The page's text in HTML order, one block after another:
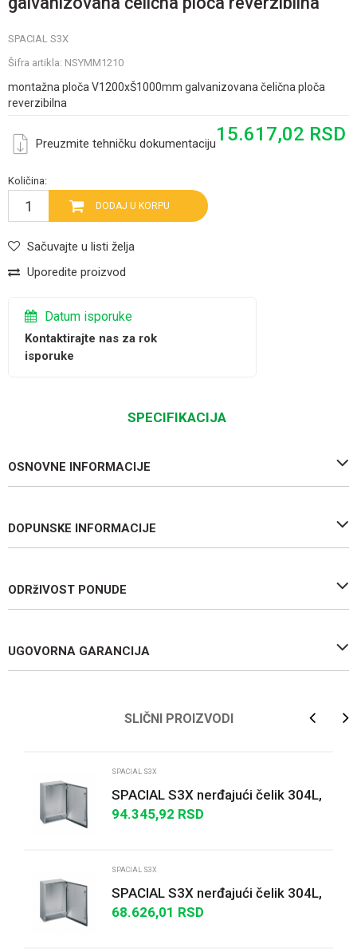
SPACIAL S3X
Šifra artikla: NSYMM1210
montažna ploča V1200xŠ1000mm galvanizovana čelična ploča
reverzibilna
Preuzmite tehničku dokumentaciju15.617,02 RSD
Količina:
DODAJ U KORPU
Sačuvajte u listi želja
Uporedite proizvod
Datum isporuke
Kontaktirajte nas za rok
isporuke
SPECIFIKACIJA
OSNOVNE INFORMACIJE
DOPUNSKE INFORMACIJE
ODRžIVOST PONUDE
UGOVORNA GARANCIJA
Poruka
SLIČNI PROIZVODI
SPACIAL S3X
SPACIAL S3X nerđajući čelik 304L,
Scotch Brite® obrada,
94.345,92 RSD
SPACIAL S3X
SPACIAL S3X nerđajući čelik 304L,
Scotch Brite® završna
68.626,01 RSD